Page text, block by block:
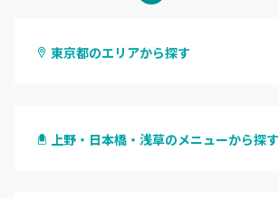
東京都のエリアから探す
上野・日本橋・浅草のメニューから探す